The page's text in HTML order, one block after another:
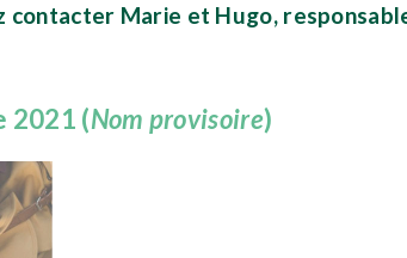
Marie et Hugo,
2021 (Nom provisoire)